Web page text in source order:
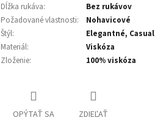
Dĺžka rukáva:
Bez rukávov
Požadované vlastnosti:
Nohavicové
Štýl:
Elegantné, Casual
Materiál:
Viskóza
Zloženie: 100% viskóza
OPÝTAŤ SA ZDIEĽAŤ